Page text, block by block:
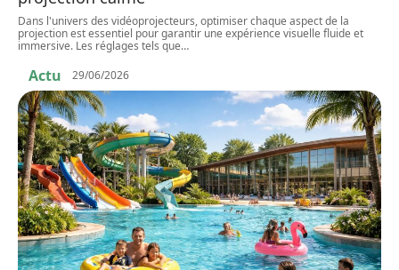
Dans l'univers des vidéoprojecteurs, optimiser chaque aspect de la
projection est essentiel pour garantir une expérience visuelle fluide et
immersive. Les réglages tels que…
Actu 29/06/2026